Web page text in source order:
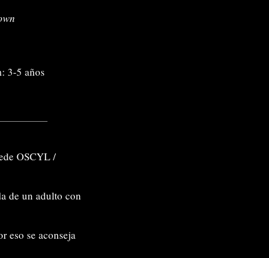
3-5 años
OSCYL /
de un adulto con
eso se aconseja